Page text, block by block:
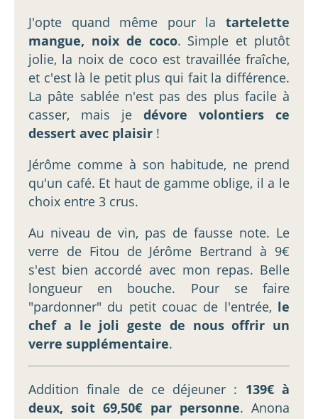
J'opte quand même pour la tartelette
mangue, noix de coco. Simple et plutôt
jolie, la noix de coco est travaillée fraîche,
et c'est là le petit plus qui fait la différence.
La pâte sablée n'est pas des plus facile à
casser, mais je dévore volontiers ce
dessert avec plaisir !
Jérôme comme à son habitude, ne prend
qu'un café. Et haut de gamme oblige, il a le
choix entre 3 crus.
Au niveau de vin, pas de fausse note. Le
verre de Fitou de Jérôme Bertrand à 9€
s'est bien accordé avec mon repas. Belle
longueur en bouche. Pour se faire
"pardonner" du petit couac de l'entrée, le
chef a le joli geste de nous offrir un
verre supplémentaire.
Addition finale de ce déjeuner : 139€ à
deux, soit 69,50€ par personne. Anona